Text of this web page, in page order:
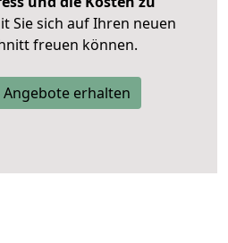
Sie sich auf Ihren neuen
freuen können.
Angebote erhalten